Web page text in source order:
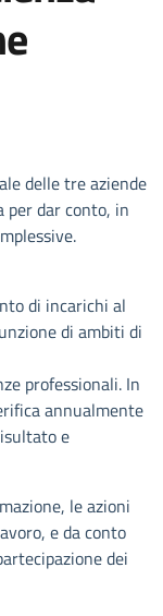
delle tre aziende
per dar conto, in
di incarichi al
di ambiti di
professionali. In
annualmente
e
le azioni
e da conto
dei